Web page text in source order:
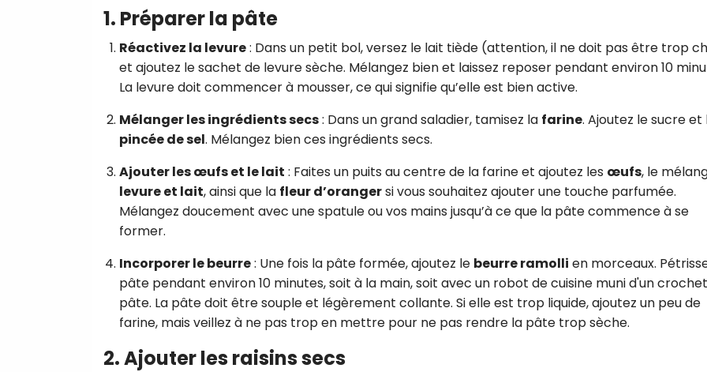
1. Préparer la pâte
Réactivez la levure: Dans un petit bol, versez le lait tiède (attention, il ne doit pas être trop
et ajoutez le sachet de levure sèche. Mélangez bien et laissez reposer pendant environ 10
La levure doit commencer à mousser, ce qui signifie qu’elle est bien active.
Mélanger les ingrédients secs: Dans un grand saladier, tamisez la farine. Ajoutez le sucre et
pincée de sel. Mélangez bien ces ingrédients secs.
Ajouter les œufs et le lait : Faites un puits au centre de la farine et ajoutez les œufs, le
levure et lait, ainsi que la fleur d’orangersi vous souhaitez ajouter une touche parfumée.
Mélangez doucement avec une spatule ou vos mains jusqu’à ce que la pâte commence à se
former.
Incorporer le beurre: Une fois la pâte formée, ajoutez le beurre ramolli en morceaux.
pâte pendant environ 10 minutes, soit à la main, soit avec un robot de cuisine muni d'un
pâte. La pâte doit être souple et légèrement collante. Si elle est trop liquide, ajoutez un peu de
farine, mais veillez à ne pas trop en mettre pour ne pas rendre la pâte trop sèche.
2. Ajouter les raisins secs